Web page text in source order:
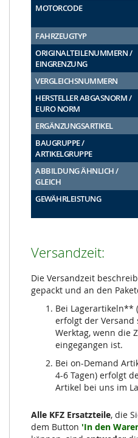
MOTORCODE
FAHRZEUGTYP
ORIGINALTEILENUMMERN /
EINGRENZUNG
VERGLEICHSNUMMERN
HERSTELLER ABGASNORM /
EURO NORM
ERGÄNZUNGSARTIKEL
BAUGRUPPE /
ARTIKELGRUPPE
ABBILDUNG ÄHNLICH /
GLEICH
GEWÄHRLEISTUNG
Versandzeit:
Die Versandzeit
gepackt und an den
Bei Lagerartikeln**
erfolgt der Versand
Werktag, wenn die
eingegangen ist.
Bei on-Demand
4-6 Tagen) erfolgt
Artikel bei uns im
Alle KFZ Ersatzteile, die
dem Button 'In den